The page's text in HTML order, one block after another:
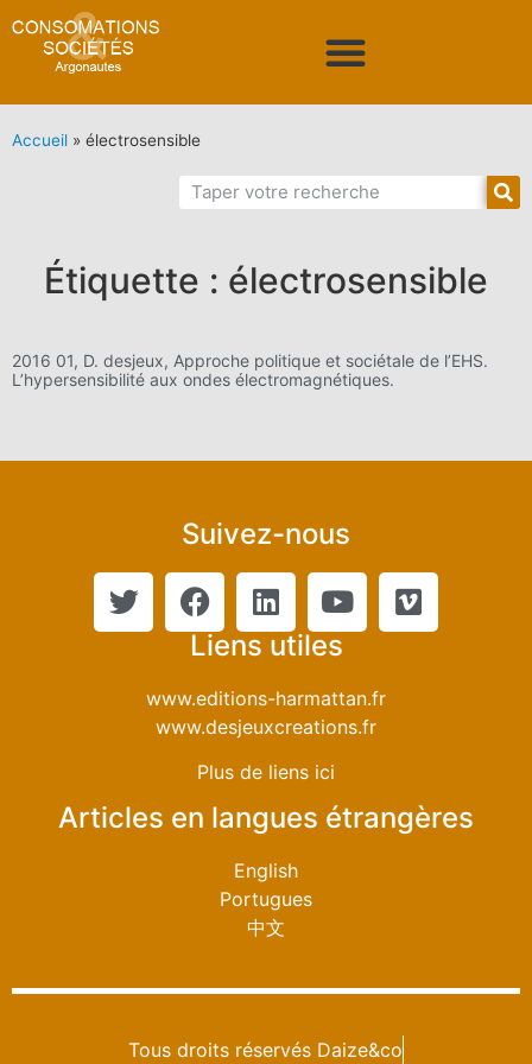
Accueil » électrosensible
Étiquette : électrosensible
2016 01, D. desjeux, Approche politique et sociétale de l’EHS.
L’hypersensibilité aux ondes électromagnétiques.
Suivez-nous
Liens utiles
www.editions-harmattan.fr
www.desjeuxcreations.fr
Plus de liens ici
Articles en langues étrangères
English
Portugues
中文
Tous droits réservés Daize&co